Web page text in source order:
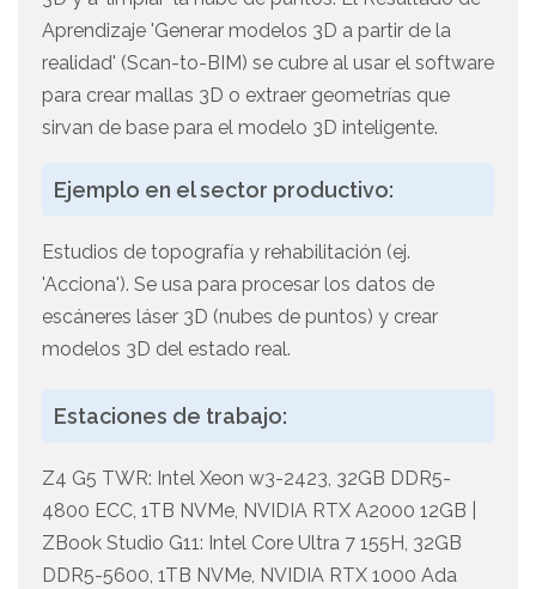
Aprendizaje 'Generar modelos 3D a partir de la
realidad' (Scan-to-BIM) se cubre al usar el software
para crear mallas 3D o extraer geometrías que
sirvan de base para el modelo 3D inteligente.
Ejemplo en el sector productivo:
Estudios de topografía y rehabilitación (ej.
'Acciona'). Se usa para procesar los datos de
escáneres láser 3D (nubes de puntos) y crear
modelos 3D del estado real.
Estaciones de trabajo:
Z4 G5 TWR: Intel Xeon w3-2423, 32GB DDR5-
4800 ECC, 1TB NVMe, NVIDIA RTX A2000 12GB |
ZBook Studio G11: Intel Core Ultra 7 155H, 32GB
DDR5-5600, 1TB NVMe, NVIDIA RTX 1000 Ada